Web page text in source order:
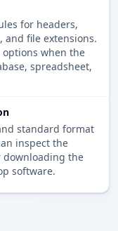
for headers,
file extensions.
options when the
spreadsheet,
standard format
inspect the
downloading the
software.